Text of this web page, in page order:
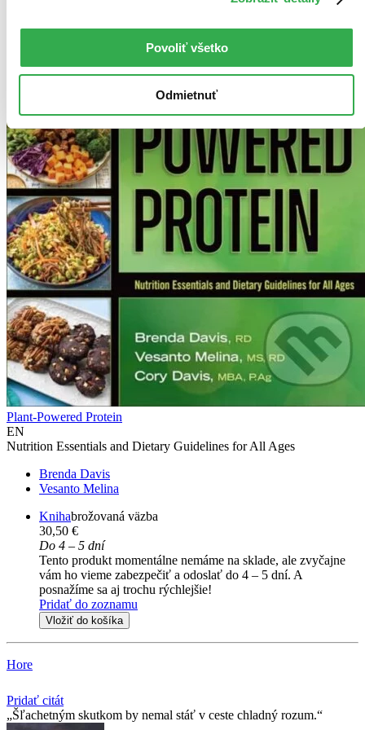
Povoliť všetko
Odmietnuť
Plant-Powered Protein
EN
Nutrition Essentials and Dietary Guidelines for All Ages
Brenda Davis
Vesanto Melina
Knihabrožovaná väzba
30,50 €
Do 4 – 5 dní
Tento produkt momentálne nemáme na sklade, ale zvyčajne
vám ho vieme zabezpečiť a odoslať do 4 – 5 dní. A
posnažíme sa aj trochu rýchlejšie!
Pridať do zoznamu
Vložiť do košíka
Hore
Pridať citát
Šľachetným skutkom by nemal stáť v ceste chladný rozum.